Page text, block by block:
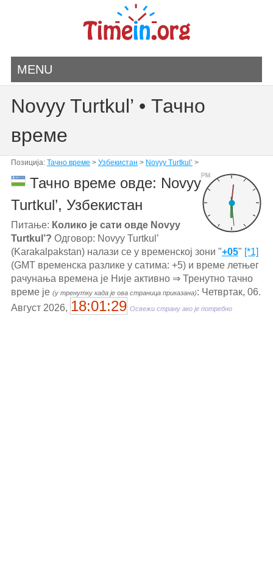
MENU
Novyy Turtkul’ • Тачно
време
Позиција: Тачно време > Узбекистан > Novyy Turtkul’ >
PM
Тачно време овде: Novyy
Turtkul’, Узбекистан
Питање: Колико је сати овде Novyy
Turtkul’? Одговор: Novyy Turtkul’
(Karakalpakstan) налази се у временској зони "+05" [*1]
(GMT временска разлике у сатима: +5) и време летњег
рачунања времена је Није активно ⇒ Тренутно тачно
време је (у тренутку када је ова страница приказана): Четвртак, 06.
Август 2026, 18:01:29 Освежи страну ако је потребно